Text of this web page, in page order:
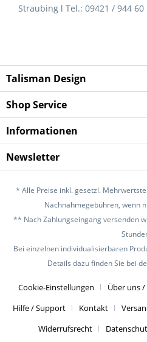
Straubing l Tel.: 09421 / 944 60
Talisman Design
Shop Service
Informationen
Newsletter
* Alle Preise inkl. gesetzl.
Nachnahmegebühren, wenn
** Nach Zahlungseingang versenden
Bei einzelnen individualisierbaren
Details dazu finden Sie bei
Cookie-Einstellungen
Über uns
Hilfe / Support
Kontakt
Widerrufsrecht